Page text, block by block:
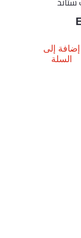
إضافة إلى
السلة